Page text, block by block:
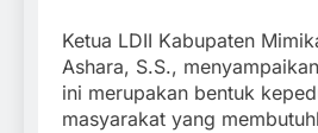
Ketua LDII Kabupaten
Ashara, S.S.,
ini merupakan bentuk
masyarakat yang